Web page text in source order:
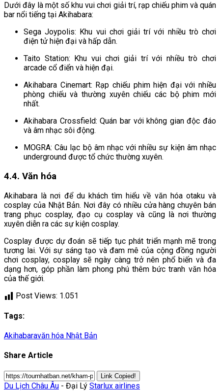
Dưới đây là một số khu vui chơi giải trí, rạp chiếu phim và quán
bar nổi tiếng tại Akihabara:
Sega Joypolis: Khu vui chơi giải trí với nhiều trò chơi
điện tử hiện đại và hấp dẫn.
Taito Station: Khu vui chơi giải trí với nhiều trò chơi
arcade cổ điển và hiện đại.
Akihabara Cinemart: Rạp chiếu phim hiện đại với nhiều
phòng chiếu và thường xuyên chiếu các bộ phim mới
nhất.
Akihabara Crossfield: Quán bar với không gian độc đáo
và âm nhạc sôi động.
MOGRA: Câu lạc bộ âm nhạc với nhiều sự kiện âm nhạc
underground được tổ chức thường xuyên.
4.4. Văn hóa
Akihabara là nơi để du khách tìm hiểu về văn hóa otaku và
cosplay của Nhật Bản. Nơi đây có nhiều cửa hàng chuyên bán
trang phục cosplay, đạo cụ cosplay và cũng là nơi thường
xuyên diễn ra các sự kiện cosplay.
Cosplay được dự đoán sẽ tiếp tục phát triển mạnh mẽ trong
tương lai. Với sự sáng tạo và đam mê của cộng đồng người
chơi cosplay, cosplay sẽ ngày càng trở nên phổ biến và đa
dạng hơn, góp phần làm phong phú thêm bức tranh văn hóa
của thế giới.
Post Views: 1.051
Tags:
Akihabaravăn hóa Nhật Bản
Share Article
Link Copied!
Du Lịch Châu Âu - Đại Lý Starlux airlines